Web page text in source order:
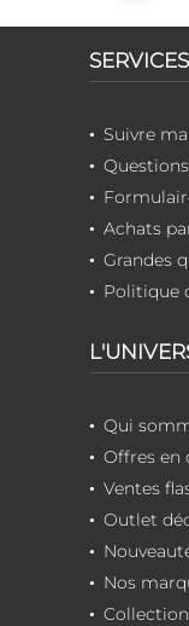
Suivre
Achats
Grandes
Politique
Qui
Offres en
Ventes
Outlet
Nos